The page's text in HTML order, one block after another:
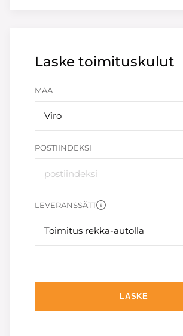
Laske toimituskulut
MAA
Viro
POSTIINDEKSI
LEVERANSSÄTT
Toimitus rekka-autolla
LASKE